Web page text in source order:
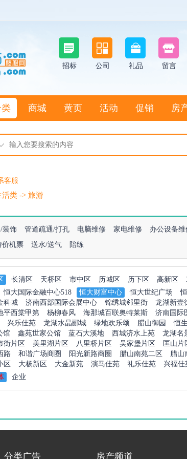
招标 公司 礼品 留言
商城 黄页 活动 促销 房
客服
活类 -> 旅游
装饰 管道疏通/打孔 电脑维修 家电维修 办公设备维
价机票 送水/送气 陪练
长清区 天桥区 市中区 历城区 历下区 高新区
恒大国际金融中心518 恒大财富中心 恒大世纪广场
科城 济南西部国际会展中心 锦绣城邻里街 龙湖新壹
平西棠甲第 杨柳春风 海那城百联奥特莱斯 济南国际
兴乐佳苑 龙湖水晶郦城 绿地欢乐颂 腊山御园 恒
馆
鑫苑世家公馆 蓝石大溪地 西城济水上苑 龙湖名
街片区 美里湖片区 八里桥片区 吴家堡片区 匡山片
路 和谐广场商圈 阳光新路商圈 腊山南苑二区 腊山
区 大杨新区 大金新苑 演马佳苑 礼乐佳苑 兴福佳
企业
分类广告 房产频道